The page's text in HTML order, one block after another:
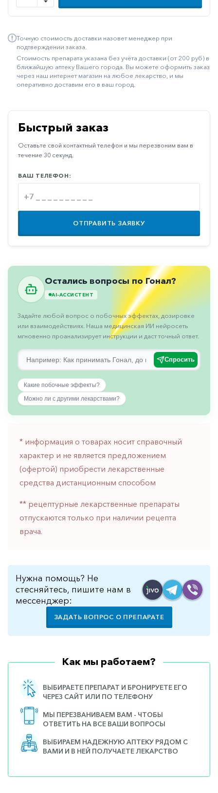
Иммунодепрессанты
Климактерические
Метаболизм
Минеральный
обмен
Неврологические
Остеопороз
Паркинсон
Противоаллергические
Противовирусные
Противовоспалительные
Противоподагрические
Противоэпилептические
Пульмонология
Сердечные
Сосудистые
Ухо-
горло-
нос
Хирургия
Щитовидная
железа
Точную стоимость доставки назовет менеджер при
подтверждении заказа.
Стоимость препарата указана без учёта доставки (от 200 руб) в
ближайшую аптеку Вашего города. Вы можете оформить заказ
через наш интернет магазин на любое лекарство, и мы
оперативно доставим его в ваш город.
Быстрый заказ
Оставьте свой контактный телефон и мы перезвоним вам в
течение 30 секунд.
ВАШ ТЕЛЕФОН:
ОТПРАВИТЬ ЗАЯВКУ
Остались вопросы по Гонал?
AI-АССИСТЕНТ
Задайте любой вопрос о побочных эффектах, дозировке
или взаимодействиях. Наша медицинская ИИ нейросеть
мгновенно проанализирует инструкции и даст точный ответ.
Спросить
Какие побочные эффекты?
Можно ли с другими лекарствами?
* информация о товарах носит справочный
характер и не является предложением
(офертой) приобрести лекарственные
средства дистанционным способом
** рецептурные лекарственные препараты
отпускаются только при наличии рецепта
врача.
Нужна помощь? Не
стесняйтесь, пишите нам в
мессенджер:
ЗАДАТЬ ВОПРОС О ПРЕПАРАТЕ
Как мы работаем?
ВЫБИРАЕТЕ ПРЕПАРАТ И БРОНИРУЕТЕ ЕГО
ЧЕРЕЗ САЙТ ИЛИ ПО ТЕЛЕФОНУ
МЫ ПЕРЕЗВАНИВАЕМ ВАМ - ЧТОБЫ
ОТВЕТИТЬ НА ВСЕ ВАШИ ВОПРОСЫ
ВЫБИРАЕМ НАДЕЖНУЮ АПТЕКУ РЯДОМ С
ВАМИ И В НЕЙ ПОЛУЧАЕТЕ ЛЕКАРСТВО